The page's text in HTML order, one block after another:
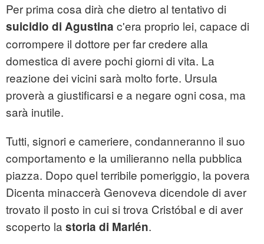
Per prima cosa dirà che dietro al tentativo di
suicidio di Agustina c'era proprio lei, capace di
corrompere il dottore per far credere alla
domestica di avere pochi giorni di vita. La
reazione dei vicini sarà molto forte. Ursula
proverà a giustificarsi e a negare ogni cosa, ma
sarà inutile.
Tutti, signori e cameriere, condanneranno il suo
comportamento e la umilieranno nella pubblica
piazza. Dopo quel terribile pomeriggio, la povera
Dicenta minaccerà Genoveva dicendole di aver
trovato il posto in cui si trova Cristóbal e di aver
scoperto la storia di Marlén.